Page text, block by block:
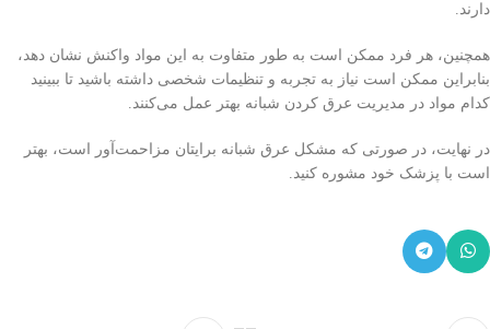
دارند.
همچنین، هر فرد ممکن است به طور متفاوت به این مواد واکنش نشان دهد،
بنابراین ممکن است نیاز به تجربه و تنظیمات شخصی داشته باشید تا ببینید
کدام مواد در مدیریت عرق کردن شبانه بهتر عمل می‌کنند.
در نهایت، در صورتی که مشکل عرق شبانه برایتان مزاحمت‌آور است، بهتر
است با پزشک خود مشوره کنید.